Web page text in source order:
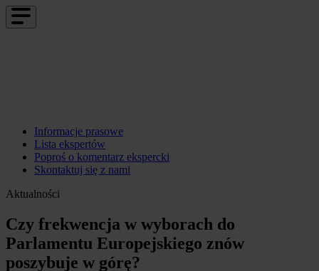
Informacje prasowe
Lista ekspertów
Poproś o komentarz ekspercki
Skontaktuj się z nami
Aktualności
Czy frekwencja w wyborach do
Parlamentu Europejskiego znów
poszybuje w górę?